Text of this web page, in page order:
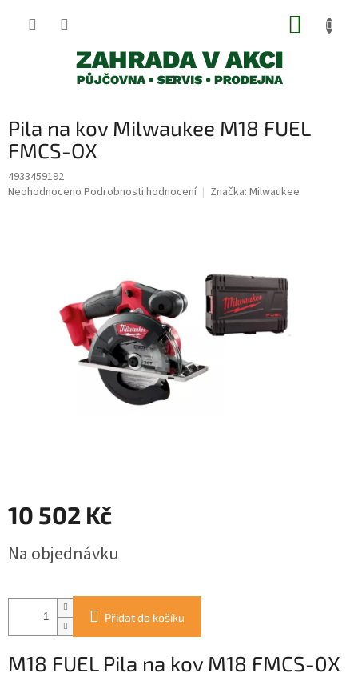
Pila na kov Milwaukee M18 FUEL
FMCS-OX
4933459192
Průměrné
Neohodnoceno Podrobnosti hodnocení Značka: Milwaukee
10 502 Kč
cena:
Na objednávku
Přidat do košíku
M18 FUEL Pila na kov M18 FMCS-0X